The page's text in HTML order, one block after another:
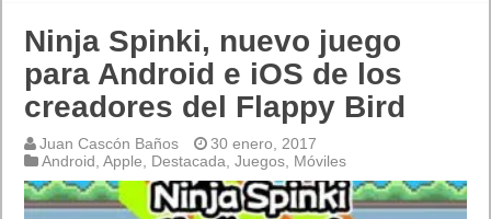
Ninja Spinki, nuevo juego
para Android e iOS de los
creadores del Flappy Bird
Juan Cascón Baños
30 enero, 2017
Android ,Apple Destacada ,Juegos Móviles